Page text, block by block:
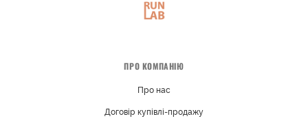
ПРО КОМПАНІЮ
Про нас
Договір купівлі-продажу